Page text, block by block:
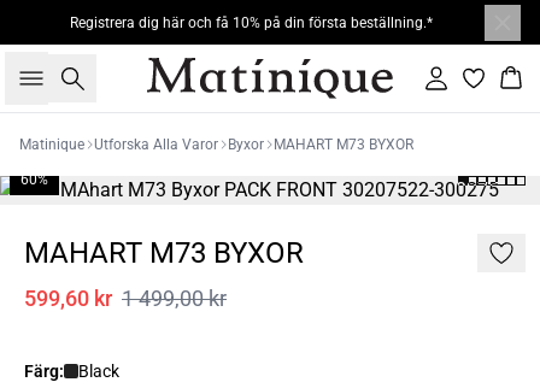
Registrera dig här och få 10% på din första beställning.*
Sök Logga in
Matinique Utforska Alla Varor Byxor MAHART M73 BYXOR
60%
MAHART M73 BYXOR
599,60 kr 1 499,00 kr
Färg: Black